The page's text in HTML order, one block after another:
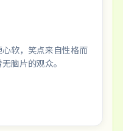
软，笑点来自性格而
脑片的观众。